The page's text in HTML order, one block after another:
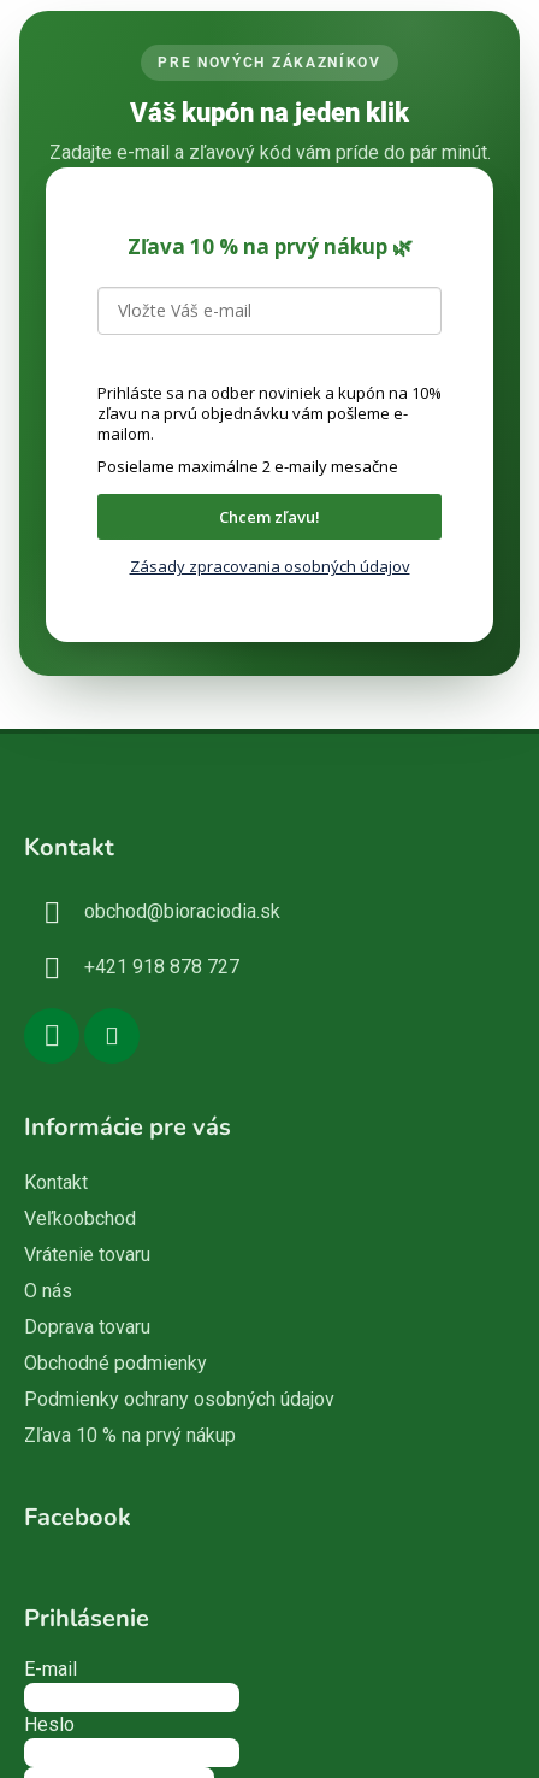
d
a
c
e
p
r
y
v
p
s
u
PRE NOVÝCH ZÁKAZNÍKOV
Váš kupón na jeden klik
Zadajte e-mail a zľavový kód vám príde do pár minút.
Zľava 10 % na prvý nákup 🌿
Prihláste sa na odber noviniek a kupón na 10%
zľavu na prvú objednávku vám pošleme e-
mailom.
Posielame maximálne 2 e-maily mesačne
Chcem zľavu!
Zásady zpracovania osobných údajov
Kontakt
obchod@bioraciodia.sk
+421 918 878 727
Informácie pre vás
Kontakt
Veľkoobchod
Vrátenie tovaru
O nás
Doprava tovaru
Obchodné podmienky
Podmienky ochrany osobných údajov
Zľava 10 % na prvý nákup
Facebook
Prihlásenie
E-mail
Heslo